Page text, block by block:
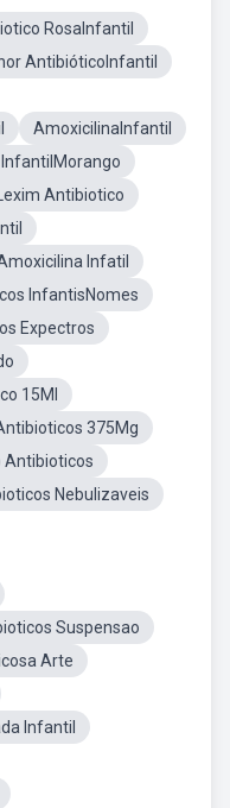
RosaInfantil
AntibióticoInfantil
AmoxicilinaInfantil
Lexim Antibiotico
Infatil
InfantisNomes
Expectros
15Ml
375Mg
Antibioticos
Nebulizaveis
Suspensao
Arte
Infantil